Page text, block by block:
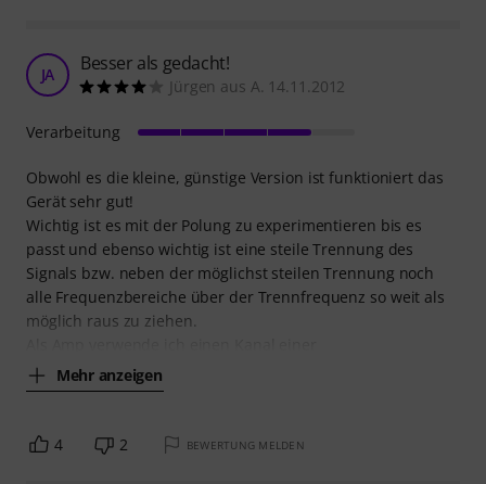
JA Besser als gedacht!
Jürgen aus A. 14.11.2012
Obwohl es die kleine, günstige Version ist funktioniert das
Gerät sehr gut!
Wichtig ist es mit der Polung zu experimentieren bis es
passt und ebenso wichtig ist eine steile Trennung des
Signals bzw. neben der möglichst steilen Trennung noch
alle Frequenzbereiche über der Trennfrequenz so weit als
möglich raus zu ziehen.
Mehr anzeigen
Verarbeitung
4 2 BEWERTUNG MELDEN